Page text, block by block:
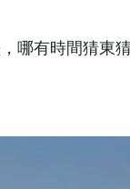
哪有時間猜東